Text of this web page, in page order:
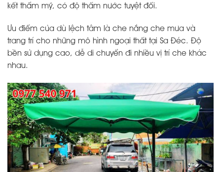
kết thẩm mỹ, có độ thấm nước tuyệt đối.
Ưu điểm của dù lệch tâm là che nắng che mưa và
trang trí cho những mô hình ngoại thất tại Sa Đéc. Độ
bền sử dụng cao, dễ di chuyển đi nhiều vị trí che khác
nhau.